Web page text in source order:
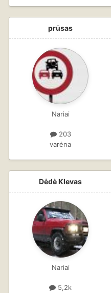
prūsas
Nariai
203
varėna
Dėdė Klevas
Nariai
5,2k